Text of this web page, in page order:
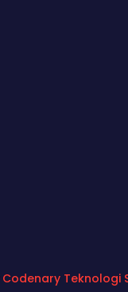
Codenary Teknologi